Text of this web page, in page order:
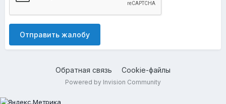
Отправить жалобу
Обратная связь Cookie-файлы
Powered by Invision Community